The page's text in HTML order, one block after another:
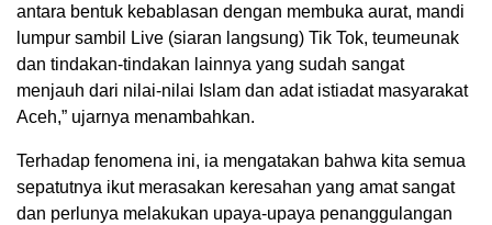
antara bentuk kebablasan dengan membuka aurat, mandi
lumpur sambil Live (siaran langsung) Tik Tok, teumeunak
dan tindakan-tindakan lainnya yang sudah sangat
menjauh dari nilai-nilai Islam dan adat istiadat masyarakat
Aceh,” ujarnya menambahkan.
Terhadap fenomena ini, ia mengatakan bahwa kita semua
sepatutnya ikut merasakan keresahan yang amat sangat
dan perlunya melakukan upaya-upaya penanggulangan